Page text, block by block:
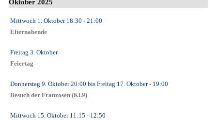
Mittwoch 1. Oktober18:30 - 21:00
Elternabende
Freitag 3. Oktober
Feiertag
Donnerstag 9. Oktober20:00 bis Freitag 17. Oktober- 19:00
Besuch der Franzosen (Kl.9)
Mittwoch 15. Oktober11:15 - 12:50